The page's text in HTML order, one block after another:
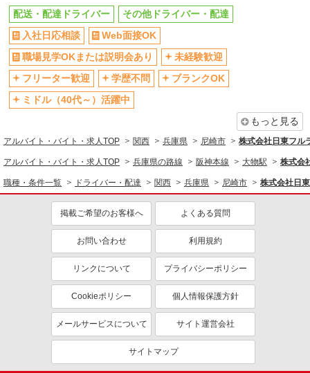
研修制度あり 資格取得支援制度あり
同じ職種から求人を探す
ドライバー・配達
配送・配達ドライバー
未経験歓迎
ミドル（40代～）活躍中
ボーナス・賞与あり
交通費支給
社会保険あり
社宅・寮あり
配送・配達ドライバー
その他ドライバー・配達
入社日応相談
Web面接OK
職場見学OKまたは説明会あり
未経験歓迎
フリーター歓迎
学歴不問
ブランクOK
ミドル（40代～）活躍中
もっと見る
アルバイト・バイト・求人TOP 関西 兵庫県 尼崎市 株式会社日東フル
アルバイト・バイト・求人TOP 兵庫県の路線 阪神本線 大物駅 株式会
職種・条件一覧 ドライバー・配達 関西 兵庫県 尼崎市 株式会社日
掲載ご希望のお客様へ よくある質問
お問い合わせ 利用規約
リンクについて プライバシーポリシー
Cookieポリシー 個人情報保護方針
メールサービスについて サイト運営会社
サイトマップ